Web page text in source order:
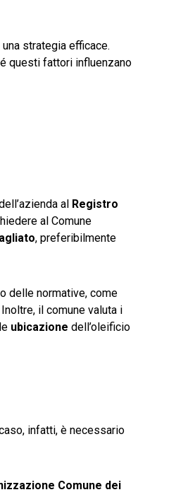
strategia efficace.
questi fattori influenzano
al Registro
al Comune
, preferibilmente
delle normative, come
Inoltre, il comune valuta i
ubicazione dell’oleificio
infatti, è necessario
Comune dei